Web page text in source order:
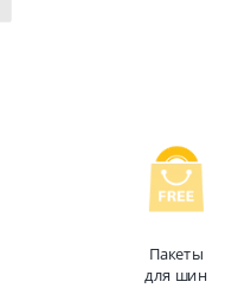
Пакеты
для шин